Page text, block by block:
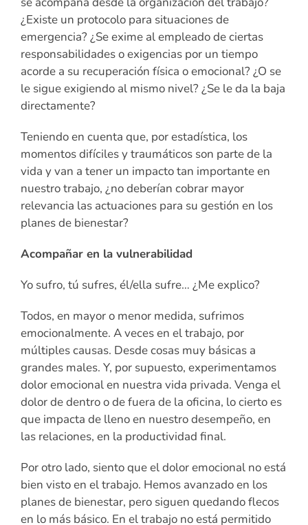
¿Existe un protocolo para situaciones de
emergencia? ¿Se exime al empleado de ciertas
responsabilidades o exigencias por un tiempo
acorde a su recuperación física o emocional? ¿O se
le sigue exigiendo al mismo nivel? ¿Se le da la baja
directamente?
Teniendo en cuenta que, por estadística, los
momentos difíciles y traumáticos son parte de la
vida y van a tener un impacto tan importante en
nuestro trabajo, ¿no deberían cobrar mayor
relevancia las actuaciones para su gestión en los
planes de bienestar?
Acompañar en la vulnerabilidad
Yo sufro, tú sufres, él/ella sufre… ¿Me explico?
Todos, en mayor o menor medida, sufrimos
emocionalmente. A veces en el trabajo, por
múltiples causas. Desde cosas muy básicas a
grandes males. Y, por supuesto, experimentamos
dolor emocional en nuestra vida privada. Venga el
dolor de dentro o de fuera de la oficina, lo cierto es
que impacta de lleno en nuestro desempeño, en
las relaciones, en la productividad final.
Por otro lado, siento que el dolor emocional no está
bien visto en el trabajo. Hemos avanzado en los
planes de bienestar, pero siguen quedando flecos
en lo más básico. En el trabajo no está permitido